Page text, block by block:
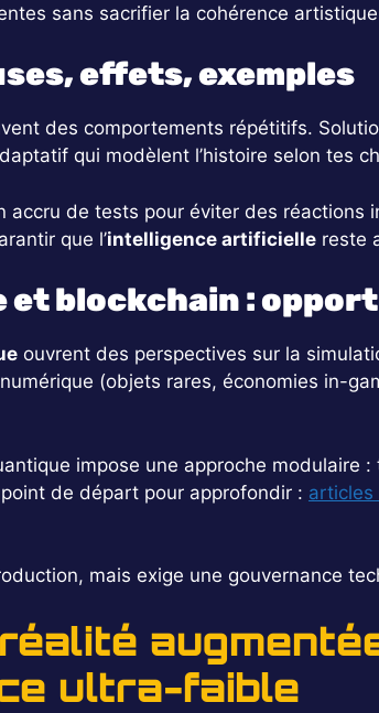
sans sacrifier la cohérence
effets, exemples
des comportements répétitifs.
qui modèlent l’histoire selon tes
accru de tests pour éviter des
que l’intelligence artificielle reste
blockchain :
ouvrent des perspectives sur la
(objets rares, économies in-
impose une approche
de départ pour approfondir : articles
mais exige une gouvernance
ultra-faible